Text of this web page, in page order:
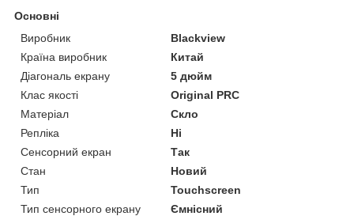
Основні
Виробник
Blackview
Країна виробник
Китай
Діагональ екрану
5 дюйм
Клас якості
Original PRC
Матеріал
Скло
Репліка
Ні
Сенсорний екран
Так
Стан
Новий
Тип
Touchscreen
Тип сенсорного екрану
Ємнісний